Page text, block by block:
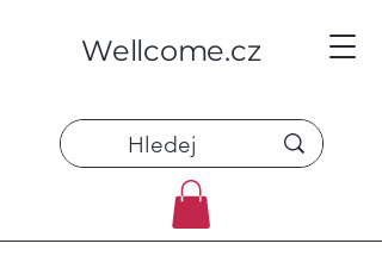
Wellcome.cz